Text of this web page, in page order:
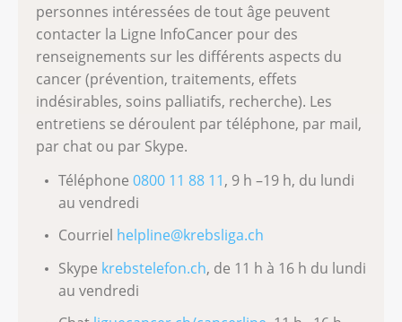
personnes intéressées de tout âge peuvent
contacter la Ligne InfoCancer pour des
renseignements sur les différents aspects du
cancer (prévention, traitements, effets
indésirables, soins palliatifs, recherche). Les
entretiens se déroulent par téléphone, par mail,
par chat ou par Skype.
Téléphone 0800 11 88 11, 9 h –19 h, du lundi
au vendredi
Courriel helpline@krebsliga.ch
Skype krebstelefon.ch, de 11 h à 16 h du lundi
au vendredi